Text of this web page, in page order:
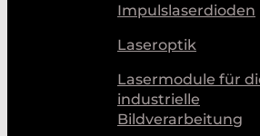
Impulslaserdioden
Laseroptik
Lasermodule für
industrielle
Bildverarbeitung